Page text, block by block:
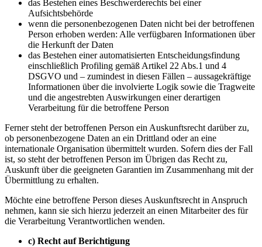
das Bestehen eines Beschwerderechts bei einer
Aufsichtsbehörde
wenn die personenbezogenen Daten nicht bei der betroffenen
Person erhoben werden: Alle verfügbaren Informationen über
die Herkunft der Daten
das Bestehen einer automatisierten Entscheidungsfindung
einschließlich Profiling gemäß Artikel 22 Abs.1 und 4
DSGVO und – zumindest in diesen Fällen – aussagekräftige
Informationen über die involvierte Logik sowie die Tragweite
und die angestrebten Auswirkungen einer derartigen
Verarbeitung für die betroffene Person
Ferner steht der betroffenen Person ein Auskunftsrecht darüber zu,
ob personenbezogene Daten an ein Drittland oder an eine
internationale Organisation übermittelt wurden. Sofern dies der Fall
ist, so steht der betroffenen Person im Übrigen das Recht zu,
Auskunft über die geeigneten Garantien im Zusammenhang mit der
Übermittlung zu erhalten.
Möchte eine betroffene Person dieses Auskunftsrecht in Anspruch
nehmen, kann sie sich hierzu jederzeit an einen Mitarbeiter des für
die Verarbeitung Verantwortlichen wenden.
c) Recht auf Berichtigung